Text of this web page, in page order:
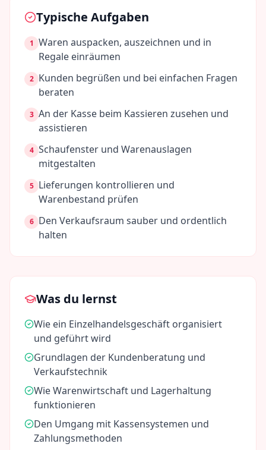
Typische Aufgaben
1 Waren auspacken, auszeichnen und in
Regale einräumen
2 Kunden begrüßen und bei einfachen Fragen
beraten
3 An der Kasse beim Kassieren zusehen und
assistieren
4 Schaufenster und Warenauslagen
mitgestalten
5 Lieferungen kontrollieren und
Warenbestand prüfen
6 Den Verkaufsraum sauber und ordentlich
halten
Was du lernst
Wie ein Einzelhandelsgeschäft organisiert
und geführt wird
Grundlagen der Kundenberatung und
Verkaufstechnik
Wie Warenwirtschaft und Lagerhaltung
funktionieren
Den Umgang mit Kassensystemen und
Zahlungsmethoden